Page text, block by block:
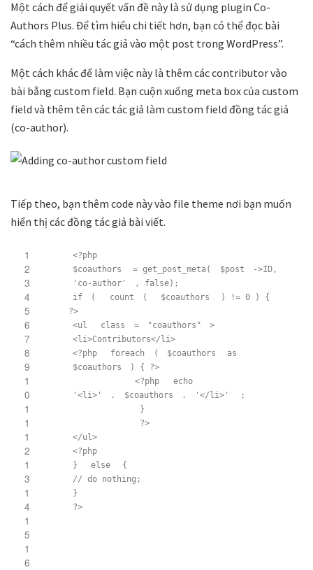
Một cách để giải quyết vấn đề này là sử dụng plugin Co-
Authors Plus. Để tìm hiểu chi tiết hơn, bạn có thể đọc bài
“cách thêm nhiều tác giả vào một post trong WordPress”.
Một cách khác để làm việc này là thêm các contributor vào
bài bằng custom field. Bạn cuộn xuống meta box của custom
field và thêm tên các tác giả làm custom field đồng tác giả
(co-author).
Tiếp theo, bạn thêm code này vào file theme nơi bạn muốn
hiển thị các đồng tác giả bài viết.
1
2
3
4
5
6
7
8
9
1
0
1
1
1
2
1
3
1
4
1
5
1
6
<?php
$coauthors
= get_post_meta( $post
->ID,
'co-author'
, false);
if
( count ( $coauthors
) != 0 ) {
?>
<ul
class = "coauthors"
>
<li>Contributors</li>
<?php
foreach ( $coauthors
as
$coauthors
) { ?>
<?php
echo
'<li>'
. $coauthors . '</li>'
;
}
?>
</ul>
<?php
}
else
{
// do nothing;
}
?>